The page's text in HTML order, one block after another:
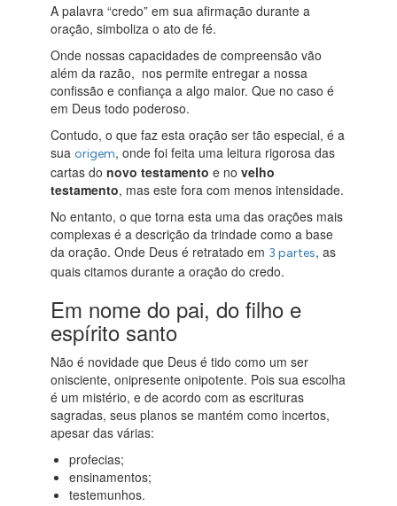
A palavra “credo” em sua afirmação durante a
oração, simboliza o ato de fé.
Onde nossas capacidades de compreensão vão
além da razão, nos permite entregar a nossa
confissão e confiança a algo maior. Que no caso é
em Deus todo poderoso.
Contudo, o que faz esta oração ser tão especial, é a
suaorigem, onde foi feita uma leitura rigorosa das
cartas do novo testamento e novelho
testamento, mas este fora com menos intensidade.
No entanto, o que torna esta uma das orações mais
complexas é a descrição da trindade como a base
da oração. Onde Deus é retratado em 3 partes, as
quais citamos durante a oração do credo.
Em nome do pai, do filho e
espírito santo
Não é novidade que Deus é tido como um ser
onisciente, onipresente onipotente. Pois sua escolha
é um mistério, e de acordo com as escrituras
sagradas, seus planos se mantém como incertos,
apesar das várias:
profecias;
ensinamentos;
testemunhos.